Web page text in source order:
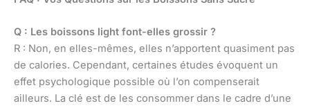
Q : Les boissons light font-elles grossir ?
R : Non, en elles-mêmes, elles n’apportent quasiment pas
de calories. Cependant, certaines études évoquent un
effet psychologique possible où l’on compenserait
ailleurs. La clé est de les consommer dans le cadre d’une